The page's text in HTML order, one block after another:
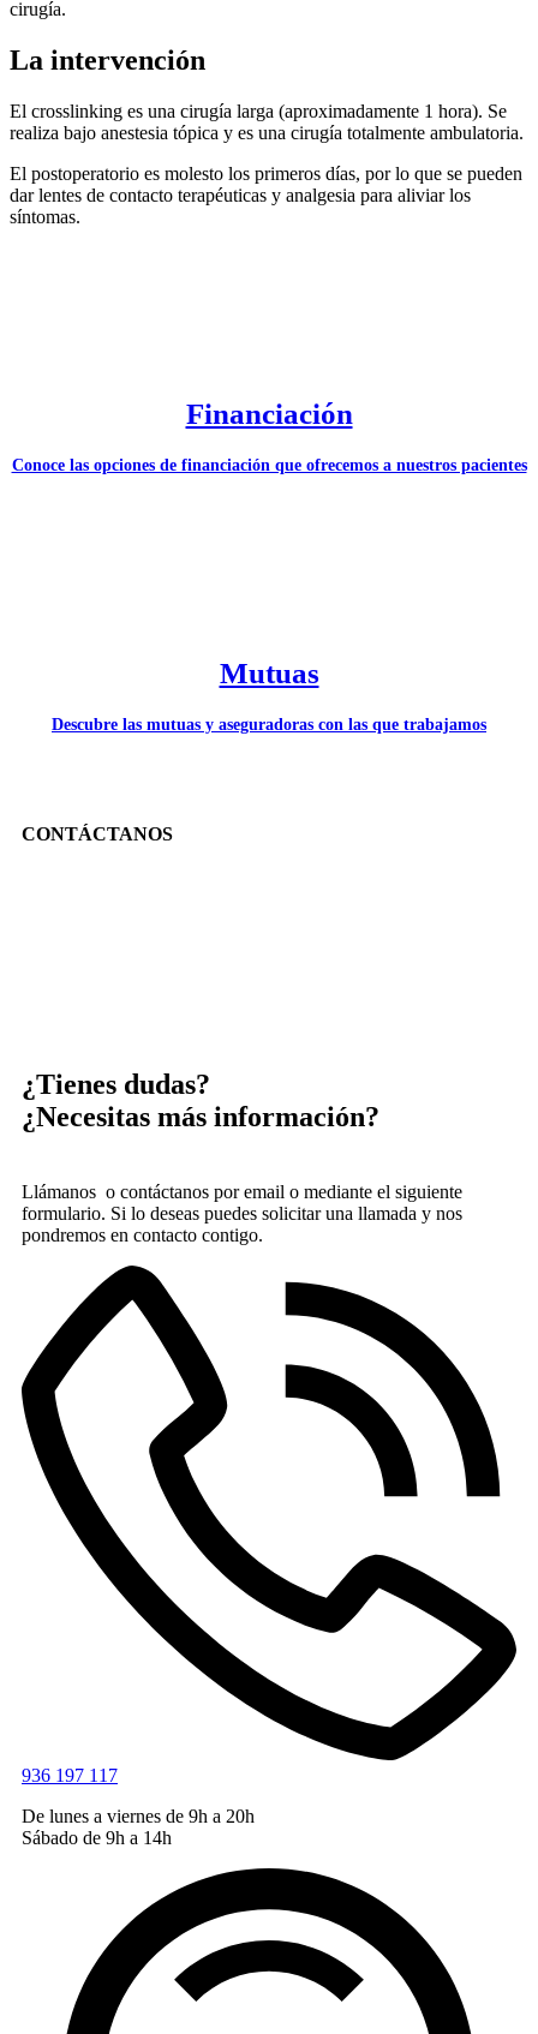
cirugía.
La intervención
El crosslinking es una cirugía larga (aproximadamente 1 hora). Se
realiza bajo anestesia tópica y es una cirugía totalmente ambulatoria.
El postoperatorio es molesto los primeros días, por lo que se pueden
dar lentes de contacto terapéuticas y analgesia para aliviar los
síntomas.
Financiación
Conoce las opciones de financiación que ofrecemos a nuestros pacientes
Mutuas
Descubre las mutuas y aseguradoras con las que trabajamos
CONTÁCTANOS
¿Tienes dudas?
¿Necesitas más información?
Llámanos o contáctanos por email o mediante el siguiente
formulario. Si lo deseas puedes solicitar una llamada y nos
pondremos en contacto contigo.
936 197 117
De lunes a viernes de 9h a 20h
Sábado de 9h a 14h